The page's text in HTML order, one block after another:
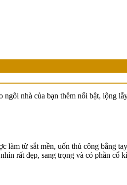
ngôi nhà của bạn thêm nổi bật, lộng
làm từ sắt mền, uốn thủ công bằng
rất đẹp, sang trọng và có phần cổ